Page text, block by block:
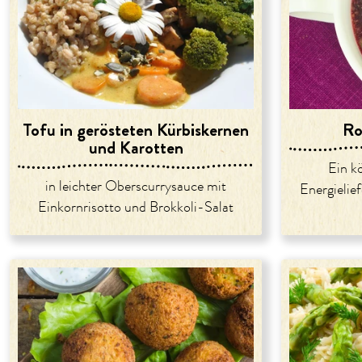
Tofu in gerösteten Kürbiskernen
und Karotten
in leichter Oberscurrysauce mit
Einkornrisotto und Brokkoli-Salat
Ein